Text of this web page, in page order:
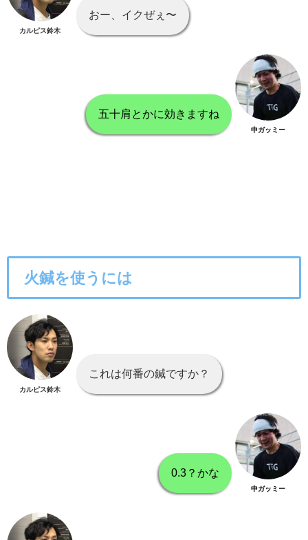
カルピス鈴木
おー、イクぜぇ〜
五十肩とかに効きますね
中ガッミー
火鍼を使うには
カルピス鈴木
これは何番の鍼ですか？
0.3？かな
中ガッミー